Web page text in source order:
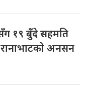
१९ बुँदे सहमति
अनसन